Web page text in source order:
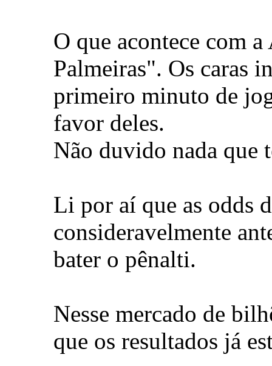
O que acontece com
Palmeiras". Os caras
primeiro minuto de
favor deles.
Não duvido nada que
Li por aí que as odds
consideravelmente
bater o pênalti.
Nesse mercado de
que os resultados já